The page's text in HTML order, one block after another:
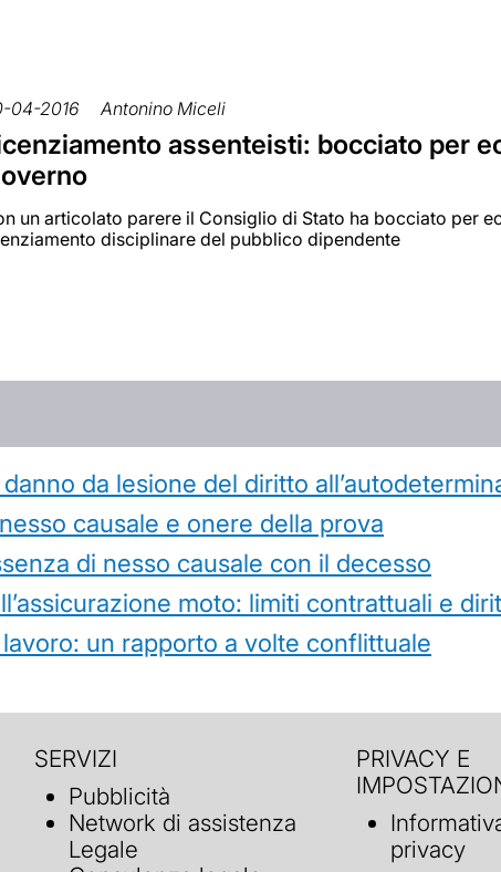
04-2016 Antonino Miceli
assenteisti: bocciato per
un articolato parere il Consiglio di Stato ha bocciato per
disciplinare del pubblico dipendente
da lesione del diritto
causale e onere della prova
di nesso causale con il decesso
moto: limiti contrattuali e
un rapporto a volte conflittuale
SERVIZI
Pubblicità
Network di assistenza
Legale
PRIVACY E
privacy